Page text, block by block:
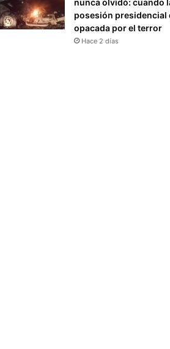
posesión presidencial
opacada por el terror
Hace 2 días